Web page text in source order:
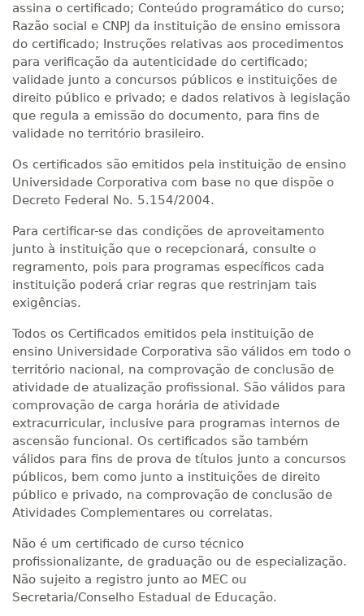
assina o certificado; Conteúdo programático do curso;
Razão social e CNPJ da instituição de ensino emissora
do certificado; Instruções relativas aos procedimentos
para verificação da autenticidade do certificado;
validade junto a concursos públicos e instituições de
direito público e privado; e dados relativos à legislação
que regula a emissão do documento, para fins de
validade no território brasileiro.
Os certificados são emitidos pela instituição de ensino
Universidade Corporativa com base no que dispõe o
Decreto Federal No. 5.154/2004.
Para certificar-se das condições de aproveitamento
junto à instituição que o recepcionará, consulte o
regramento, pois para programas específicos cada
instituição poderá criar regras que restrinjam tais
exigências.
Todos os Certificados emitidos pela instituição de
ensino Universidade Corporativa são válidos em todo o
território nacional, na comprovação de conclusão de
atividade de atualização profissional. São válidos para
comprovação de carga horária de atividade
extracurricular, inclusive para programas internos de
ascensão funcional. Os certificados são também
válidos para fins de prova de títulos junto a concursos
públicos, bem como junto a instituições de direito
público e privado, na comprovação de conclusão de
Atividades Complementares ou correlatas.
Não é um certificado de curso técnico
profissionalizante, de graduação ou de especialização.
Não sujeito a registro junto ao MEC ou
Secretaria/Conselho Estadual de Educação.